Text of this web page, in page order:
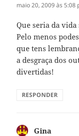
maio 20, 2009 às 5:08
Que seria da vida
Pelo menos
que tens
a desgraça dos
divertidas!
RESPONDER
Gina